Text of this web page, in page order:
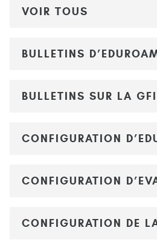
VOIR TOUS
BULLETINS
BULLETINS SUR LA GFI
CONFIGURATION
CONFIGURATION
CONFIGURATION DE